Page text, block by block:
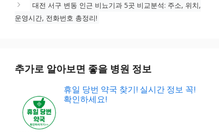
대전 서구 변동 인근 비뇨기과 5곳 비교분석: 주소, 위치,
운영시간, 전화번호 총정리!
추가로 알아보면 좋을 병원 정보
휴일 당번 약국 찾기! 실시간 정보 꼭!
확인하세요!